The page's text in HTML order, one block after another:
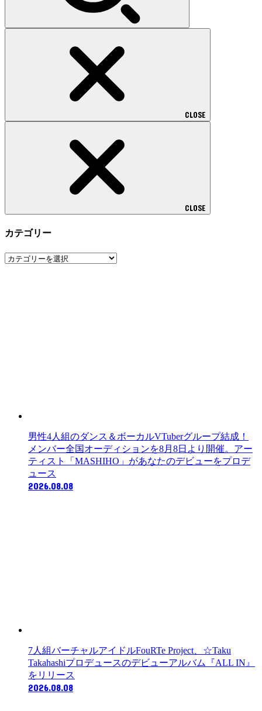
CLOSE
CLOSE
カテゴリー
カ
男性4人組のダンス＆ボーカルVTuberグループ結成！
メンバー全国オーディションを8月8日より開催。アー
ティスト「MASHIHO」があなたのデビューをプロデ
ュース
2026.08.08
7人組バーチャルアイドルFouRTe Project、☆Taku
Takahashiプロデュースのデビューアルバム『ALL IN』
をリリース
2026.08.08